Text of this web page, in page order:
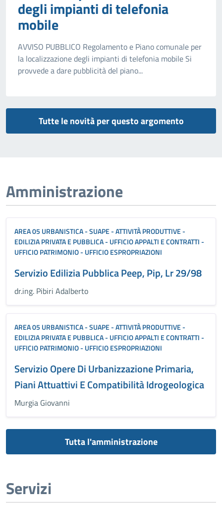
degli impianti di telefonia
mobile
AVVISO PUBBLICO Regolamento e Piano comunale per
la localizzazione degli impianti di telefonia mobile Si
provvede a dare pubblicità del piano...
Tutte le novità per questo argomento
Amministrazione
AREA 05 URBANISTICA - SUAPE - ATTIVITÀ PRODUTTIVE -
EDILIZIA PRIVATA E PUBBLICA - UFFICIO APPALTI E CONTRATTI -
UFFICIO PATRIMONIO - UFFICIO ESPROPRIAZIONI
Servizio Edilizia Pubblica Peep, Pip, Lr 29/98
dr.ing. Pibiri Adalberto
AREA 05 URBANISTICA - SUAPE - ATTIVITÀ PRODUTTIVE -
EDILIZIA PRIVATA E PUBBLICA - UFFICIO APPALTI E CONTRATTI -
UFFICIO PATRIMONIO - UFFICIO ESPROPRIAZIONI
Servizio Opere Di Urbanizzazione Primaria,
Piani Attuattivi E Compatibilità Idrogeologica
Murgia Giovanni
Tutta l'amministrazione
Servizi